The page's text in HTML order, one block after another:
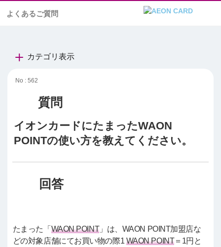
よくあるご質問
カテゴリ表示
No : 562
イオンカードにたまったWAON
POINTの使い方を教えてください。
たまった「 WAON POINT」は、WAON POINT加盟店な
どの対象店舗にてお買い物の際1 WAON POINT＝1円と